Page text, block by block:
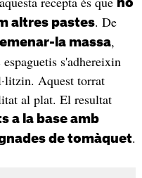
no
altres pastes. De
la massa,
s'adhereixin
Aquest torrat
al plat. El resultat
a la base amb
de tomàquet.